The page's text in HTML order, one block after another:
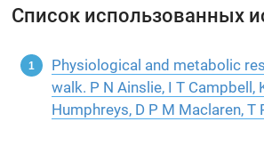
Список использованных
Physiological and metabolic
walk. P N Ainslie, I T Campbell,
Humphreys, D P M Maclaren, T